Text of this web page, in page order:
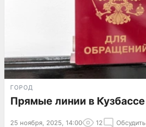
ГОРОД
Прямые линии в Кузбассе
25 ноября, 2025, 14:00 12 Обсудить